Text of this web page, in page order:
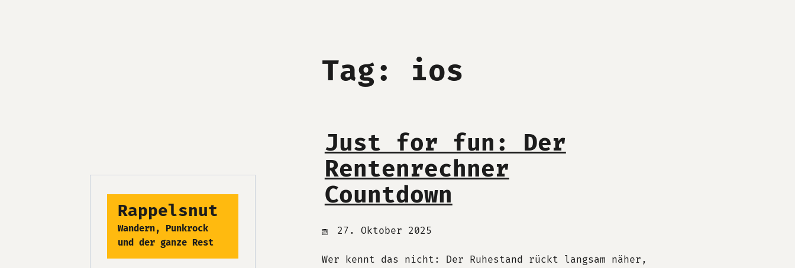
Rappelsnut
Wandern, Punkrock
und der ganze Rest
Tag: ios
Just for fun: Der
Rentenrechner
Countdown
27. Oktober 2025
Wer kennt das nicht: Der Ruhestand rückt langsam näher,